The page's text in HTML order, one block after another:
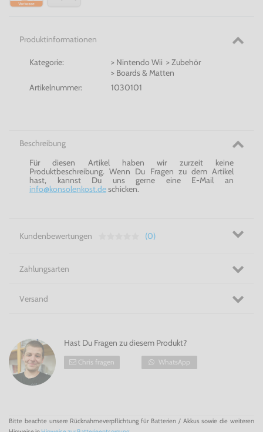
Produktinformationen
Kategorie:
> Nintendo Wii > Zubehör
> Boards & Matten
Artikelnummer:
1030101
Beschreibung
Für diesen Artikel haben wir zurzeit keine
Produktbeschreibung. Wenn Du Fragen zu dem Artikel
hast, kannst Du uns gerne eine E-Mail an
info@konsolenkost.deschicken.
Kundenbewertungen (0)
Zahlungsarten
Versand
Hast Du Fragen zu diesem Produkt?
Chris fragen WhatsApp
Bitte beachte unsere Rücknahmeverpflichtung für Batterien / Akkus sowie die weiteren